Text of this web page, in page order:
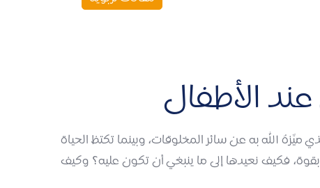
الأطفال
الله به عن سائر المخلوقات، وبينما تكتظ الحياة
بقوة، فكيف نعيدها إلى ما ينبغي أن تكون عليه؟ وكيف